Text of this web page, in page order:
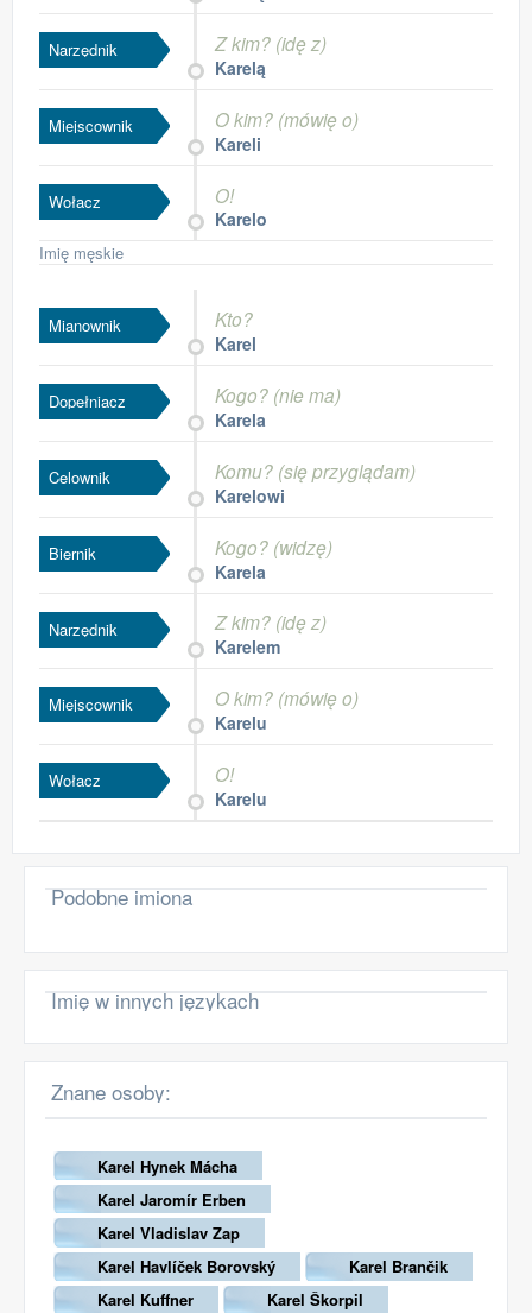
Narzędnik Z kim? (idę z)
Karelą
Miejscownik O kim? (mówię o)
Kareli
Wołacz O!
Karelo
Imię męskie
Mianownik Kto?
Karel
Dopełniacz Kogo? (nie ma)
Karela
Celownik Komu? (się przyglądam)
Karelowi
Biernik Kogo? (widzę)
Karela
Narzędnik Z kim? (idę z)
Karelem
Miejscownik O kim? (mówię o)
Karelu
Wołacz O!
Karelu
Podobne imiona
Imię w innych językach
Znane osoby:
Karel Hynek Mácha
Karel Jaromír Erben
Karel Vladislav Zap
Karel Havlíček Borovský
Karel Brančik
Karel Kuffner
Karel Škorpil